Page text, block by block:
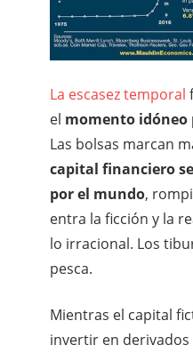
La escasez temporal
el momento
Las bolsas marcan
capital financiero
por el mundo,
entra la ficción y la
lo irracional. Los
pesca.
Mientras el capital
invertir en